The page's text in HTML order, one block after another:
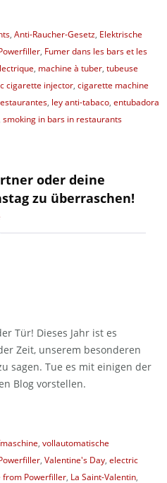
, Anti-Raucher-Gesetz, Elektrische
, Fumer dans les bars et les
, machine à tuber, tubeuse
cigarette injector, cigarette machine
, ley anti-tabaco, entubadora
smoking in bars in restaurants
oder deine
zu überraschen!
Tür! Dieses Jahr ist es
Zeit, unserem besonderen
sagen. Tue es mit einigen der
Blog vorstellen.
, vollautomatische
, Valentine's Day, electric
from Powerfiller, La Saint-Valentin,